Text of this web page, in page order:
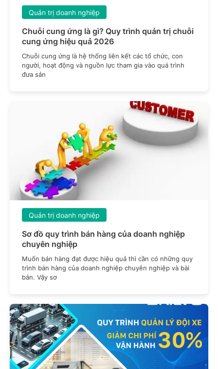
Chuỗi cung ứng là gì? Quy trình quản trị chuỗi
cung ứng hiệu quả 2026
Quản trị doanh nghiệp
Chuỗi cung ứng là hệ thống liên kết các tổ chức, con
người, hoạt động và nguồn lực tham gia vào quá trình
đưa sản
Sơ đồ quy trình bán hàng của doanh nghiệp
chuyên nghiệp
Quản trị doanh nghiệp
Muốn bán hàng đạt được hiệu quả thì cần có những quy
trình bán hàng của doanh nghiệp chuyên nghiệp và bài
bản. Vậy sơ